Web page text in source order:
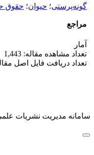
گونه‌پرستی؛ حیوان؛ حقوق
مراجع
آمار
تعداد مشاهده مقاله: 1,443
تعداد دریافت فایل اصل مقاله:
سامانه مدیریت نشریات